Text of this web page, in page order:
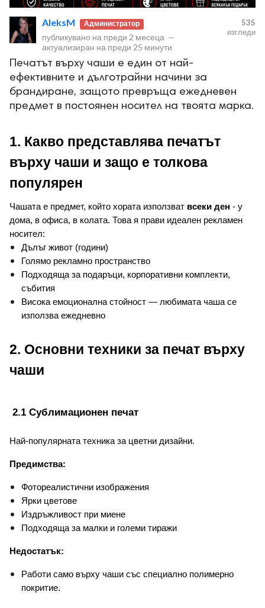
AleksM Администратор
публикувано на преди 2 месеца —
актуализиран на преди 25 минути
535
изгледи
Печатът върху чаши е един от най-
ефективните и дълготрайни начини за
брандиране, защото превръща ежедневен
предмет в постоянен носител на твоята марка.
1. Какво представлява печатът
върху чаши и защо е толкова
популярен
Чашата е предмет, който хората използват всеки ден - у
дома, в офиса, в колата. Това я прави идеален рекламен
носител:
Дълъг живот (години)
Голямо рекламно пространство
Подходяща за подаръци, корпоративни комплекти,
събития
Висока емоционална стойност — любимата чаша се
използва ежедневно
2. Основни техники за печат върху
чаши
2.1 Сублимационен печат
Най-популярната техника за цветни дизайни.
Предимства:
Фотореалистични изображения
Ярки цветове
Издръжливост при миене
Подходяща за малки и големи тиражи
Недостатък:
Работи само върху чаши със специално полимерно
покритие.